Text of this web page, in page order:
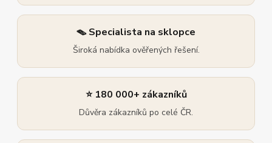
🪤 Specialista na sklopce
Široká nabídka ověřených řešení.
⭐ 180 000+ zákazníků
Důvěra zákazníků po celé ČR.